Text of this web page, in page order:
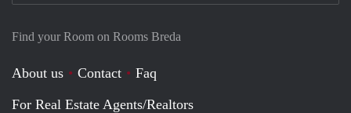
Find your Room on Rooms Breda
About us Contact
Faq
For Real Estate Agents/Realtors